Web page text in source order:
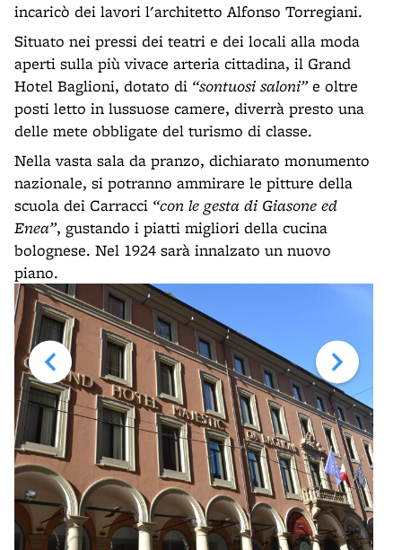
incaricò dei lavori l'architetto Alfonso Torregiani.
Situato nei pressi dei teatri e dei locali alla moda
aperti sulla più vivace arteria cittadina, il Grand
Hotel Baglioni, dotato di “sontuosi saloni”e oltre
posti letto in lussuose camere, diverrà presto una
delle mete obbligate del turismo di classe.
Nella vasta sala da pranzo, dichiarato monumento
nazionale, si potranno ammirare le pitture della
scuola dei Carracci “con le gesta di Giasone ed
Enea”, gustando i piatti migliori della cucina
bolognese. Nel 1924 sarà innalzato un nuovo
piano.